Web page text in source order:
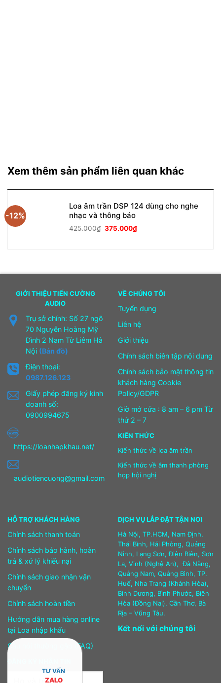
Xem thêm sản phẩm liên quan khác
-12%
Loa âm trần DSP 124 dùng cho nghe
nhạc và thông báo
425.000₫ Giá
375.000₫Giá
hiện
GIỚI THIỆU TIẾN CƯỜNG
AUDIO
Trụ sở chính: Số 27 ngõ
70 Nguyễn Hoàng Mỹ
Đình 2 Nam Từ Liêm Hà
Nội (Bản đồ)
Điện thoại:
0987.126.123
Giấy phép đăng ký kinh
doanh số:
0900994675
https://loanhapkhau.net/
audiotiencuong@gmail.com
VỀ CHÚNG TÔI
Tuyển dụng
Liên hệ
Giới thiệu
Chính sách biên tập nội dung
Chính sách bảo mật thông tin
khách hàng Cookie
Policy/GDPR
Giờ mở cửa : 8 am – 6 pm Từ
thứ 2 – 7
KIẾN THỨC
Kiến thức về loa âm trần
Kiến thức về âm thanh phòng
họp hội nghị
HỖ TRỢ KHÁCH HÀNG
Chính sách thanh toán
Chính sách bảo hành, hoàn
trả & xử lý khiếu nại
Chính sách giao nhận vận
chuyển
Chính sách hoàn tiền
Hướng dẫn mua hàng online
tại Loa nhập khẩu
Câu hỏi thường gặp (FAQ)
DỊCH VỤ LẮP ĐẶT TẬN NƠI
Hà Nội, TP.HCM, Nam Định,
Thái Bình, Hải Phòng, Quảng
Ninh, Lạng Sơn, Điện Biên, Sơn
La, Vinh (Nghệ An), Đà Nẵng,
Quảng Nam, Quảng Bình, TP.
Huế, Nha Trang (Khánh Hòa),
Bình Dương, Bình Phước, Biên
Hòa (Đồng Nai), Cần Thơ, Bà
Rịa – Vũng Tàu.
Kết nối với chúng tôi
TƯ VẤN
ZALO